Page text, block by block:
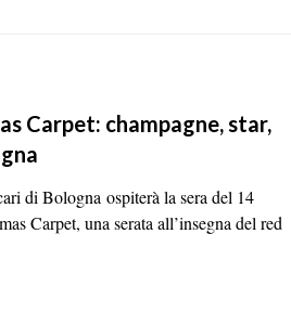
Carpet: champagne, star,
di Bologna ospiterà la sera del 14
Carpet, una serata all’insegna del red